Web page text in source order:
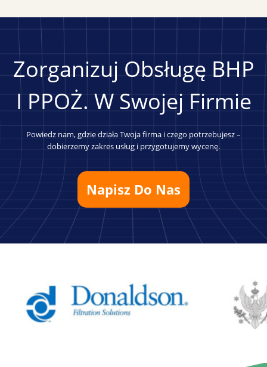
Zorganizuj Obsługę BHP
I PPOŻ. W Swojej Firmie
Powiedz nam, gdzie działa Twoja firma i czego potrzebujesz –
dobierzemy zakres usług i przygotujemy wycenę.
Napisz Do Nas